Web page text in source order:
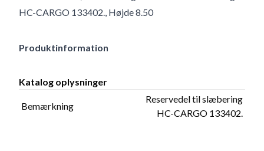
HC-CARGO 133402., Højde 8.50
Produktinformation
Katalog oplysninger
Bemærkning
Reservedel til slæbering
HC-CARGO 133402.